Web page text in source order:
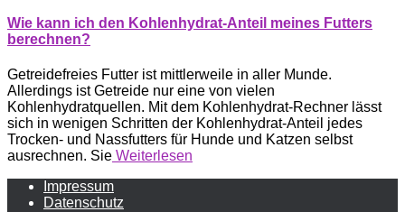
Wie kann ich den Kohlenhydrat-Anteil meines Futters
berechnen?
Getreidefreies Futter ist mittlerweile in aller Munde.
Allerdings ist Getreide nur eine von vielen
Kohlenhydratquellen. Mit dem Kohlenhydrat-Rechner lässt
sich in wenigen Schritten der Kohlenhydrat-Anteil jedes
Trocken- und Nassfutters für Hunde und Katzen selbst
ausrechnen. Sie Weiterlesen
Impressum
Datenschutz